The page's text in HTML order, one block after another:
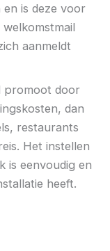
is deze voor
aanmeldt
promoot door
dan
restaurants
Het instellen
is eenvoudig en
heeft.